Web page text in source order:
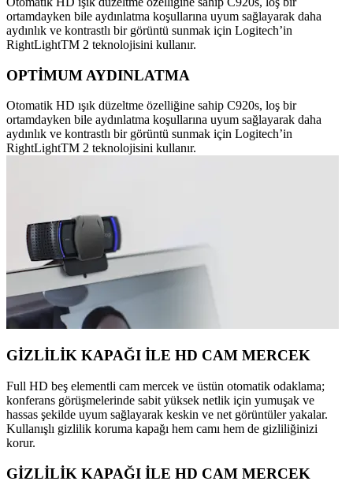
ortamdayken bile aydınlatma koşullarına uyum sağlayarak daha
aydınlık ve kontrastlı bir görüntü sunmak için Logitech’in
RightLightTM 2 teknolojisini kullanır.
OPTİMUM AYDINLATMA
Otomatik HD ışık düzeltme özelliğine sahip C920s, loş bir
ortamdayken bile aydınlatma koşullarına uyum sağlayarak daha
aydınlık ve kontrastlı bir görüntü sunmak için Logitech’in
RightLightTM 2 teknolojisini kullanır.
GİZLİLİK KAPAĞI İLE HD CAM MERCEK
Full HD beş elementli cam mercek ve üstün otomatik odaklama;
konferans görüşmelerinde sabit yüksek netlik için yumuşak ve
hassas şekilde uyum sağlayarak keskin ve net görüntüler yakalar.
Kullanışlı gizlilik koruma kapağı hem camı hem de gizliliğinizi
korur.
GİZLİLİK KAPAĞI İLE HD CAM MERCEK